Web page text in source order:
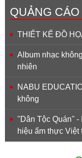
QUẢNG
THIẾT KẾ ĐỒ
Album nhạc
nhiên
NABU
không
''Dân Tộc Quán''
hiệu ẩm thực Việt